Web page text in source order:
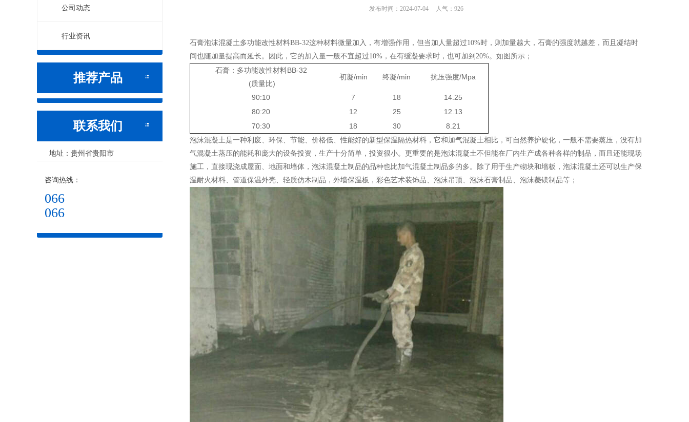
公司动态
行业资讯
推荐产品
联系我们
地址：贵州省贵阳市
咨询热线：
066
066
发布时间：2024-07-04 人气： 926
石膏泡沫混凝土多功能改性材料BB-32这种材料微量加入，有增强作用，但当加人量超过10%时，则加量越大，石膏的强度就越差，而且凝结时
间也随加量提高而延长。因此，它的加入量一般不宜超过10%，在有缓凝要求时，也可加到20%。如图所示；
石膏：多功能改性材料BB-32
(质量比)
初凝/min 终凝/min 抗压强度/Mpa
90:10 7 18
14.25
80:20
12 25
12.13
70:30
18 30 8.21
泡沫混凝土是一种利废、环保、节能、价格低、性能好的新型保温隔热材料，它和加气混凝土相比，可自然养护硬化，一般不需要蒸压，没有加
气混凝土蒸压的能耗和庞大的设备投资，生产十分简单，投资很小。更重要的是泡沫混凝土不但能在厂内生产成各种各样的制品，而且还能现场
施工，直接现浇成屋面、地面和墙体，泡沫混凝土制品的品种也比加气混凝土制品多的多。除了用于生产砌块和墙板，泡沫混凝土还可以生产保
温耐火材料、管道保温外壳、轻质仿木制品，外墙保温板，彩色艺术装饰品、泡沫吊顶、泡沫石膏制品、泡沫菱镁制品等；